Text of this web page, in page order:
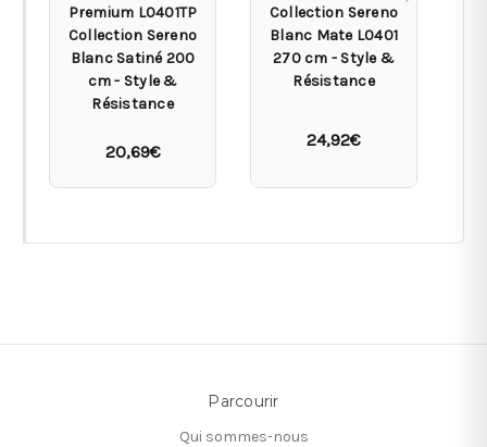
Premium L0401TP
Collection Sereno
Blanc Satiné 200
cm - Style &
Résistance
20,69€
Collection Sereno
Blanc Mate L0401
270 cm - Style &
Résistance
24,92€
Parcourir
Qui sommes-nous